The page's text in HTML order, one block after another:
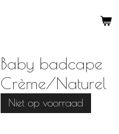
Baby badcape
Crème/Naturel
Niet op voorraad